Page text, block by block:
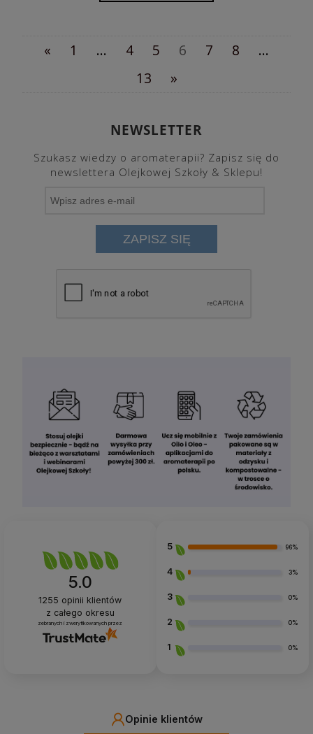
« 1 ... 4 5 6 7 8
...
13
»
NEWSLETTER
Szukasz wiedzy o aromaterapii? Zapisz się do
newslettera Olejkowej Szkoły & Sklepu!
ZAPISZ SIĘ
5.0
1255 opinii klientów
z całego okresu
zebranych i zweryfikowanych przez
5 96%
4 3%
3 0%
2 0%
1 0%
Opinie klientów